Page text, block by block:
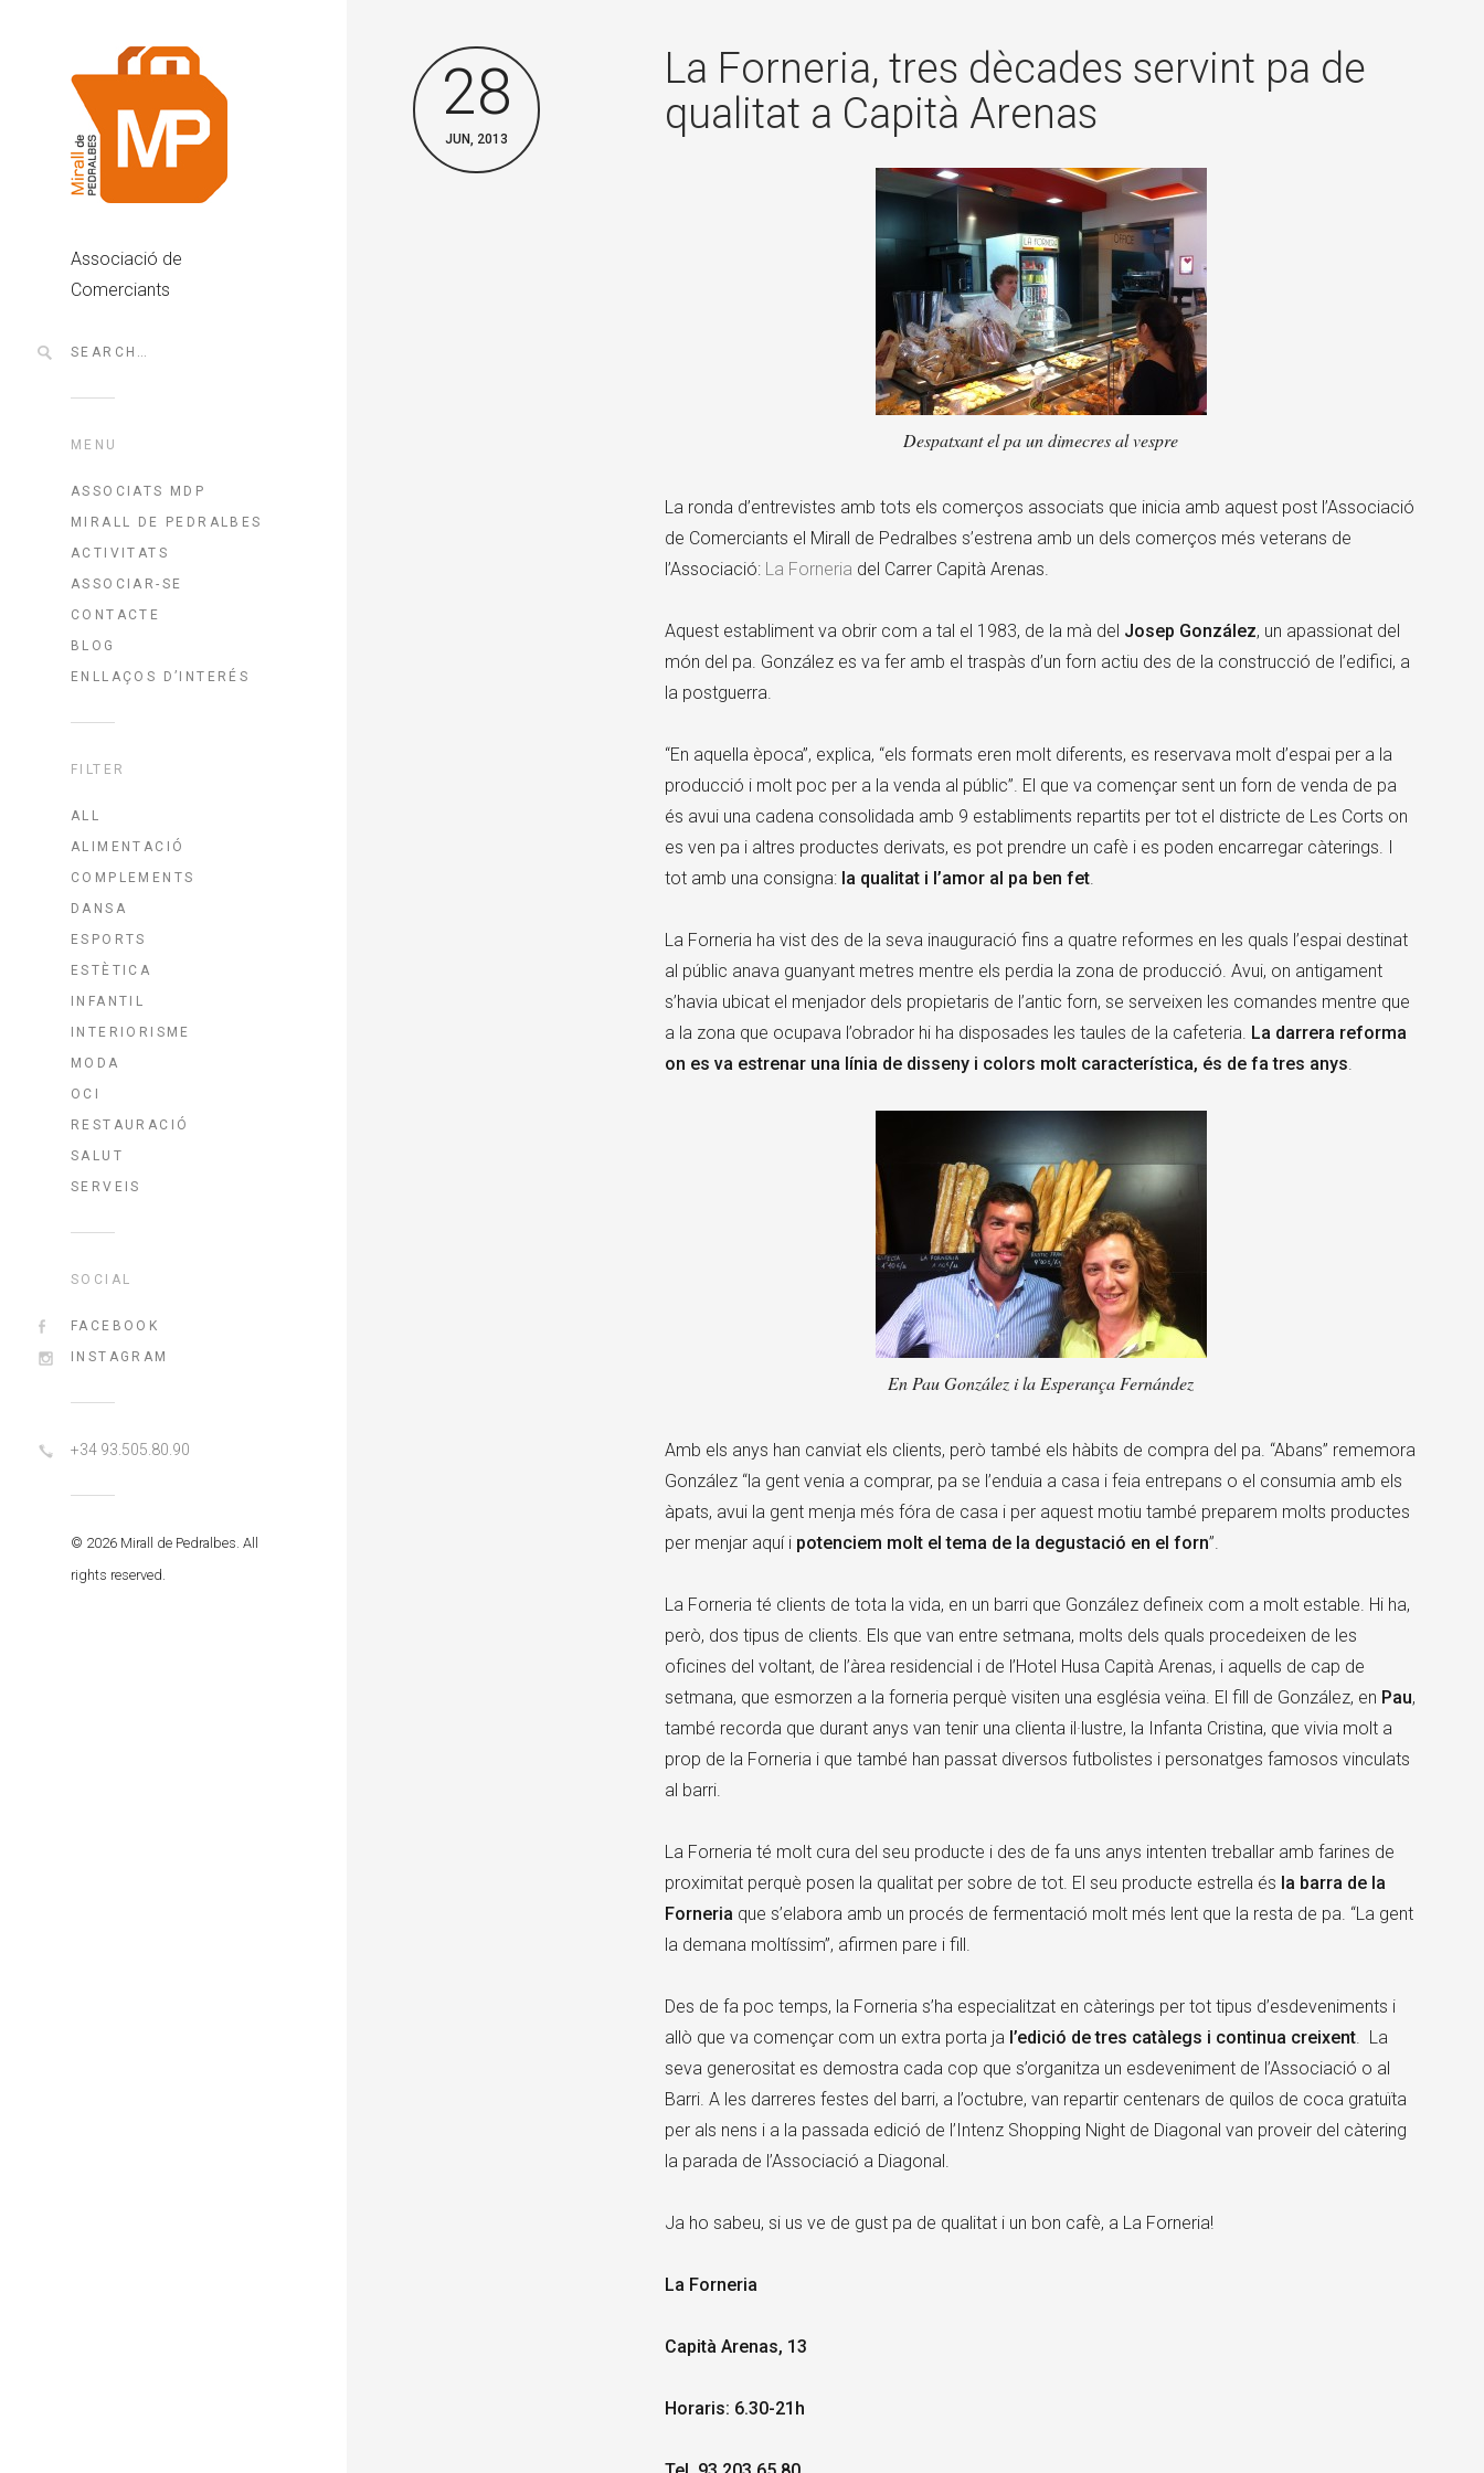
Associació de
Comerciants
MENU
ASSOCIATS MDP
MIRALL DE PEDRALBES
ACTIVITATS
ASSOCIAR-SE
CONTACTE
BLOG
ENLLAÇOS D’INTERÉS
FILTER
ALL
ALIMENTACIÓ
COMPLEMENTS
DANSA
ESPORTS
ESTÈTICA
INFANTIL
INTERIORISME
MODA
OCI
RESTAURACIÓ
SALUT
SERVEIS
SOCIAL
FACEBOOK
INSTAGRAM
+34 93.505.80.90
© 2026 Mirall de Pedralbes. All
rights reserved.
28
JUN, 2013
La Forneria, tres dècades servint pa de
qualitat a Capità Arenas
Despatxant el pa un dimecres al vespre
La ronda d’entrevistes amb tots els comerços associats que inicia amb aquest post l’Associació
de Comerciants el Mirall de Pedralbes s’estrena amb un dels comerços més veterans de
l’Associació: La Forneria del Carrer Capità Arenas.
Aquest establiment va obrir com a tal el 1983, de la mà del Josep González, un apassionat del
món del pa. González es va fer amb el traspàs d’un forn actiu des de la construcció de l’edifici, a
la postguerra.
“En aquella època”, explica, “els formats eren molt diferents, es reservava molt d’espai per a la
producció i molt poc per a la venda al públic”. El que va començar sent un forn de venda de pa
és avui una cadena consolidada amb 9 establiments repartits per tot el districte de Les Corts on
es ven pa i altres productes derivats, es pot prendre un cafè i es poden encarregar càterings. I
tot amb una consigna:la qualitat i l’amor al pa ben fet.
La Forneria ha vist des de la seva inauguració fins a quatre reformes en les quals l’espai destinat
al públic anava guanyant metres mentre els perdia la zona de producció. Avui, on antigament
s’havia ubicat el menjador dels propietaris de l’antic forn, se serveixen les comandes mentre que
a la zona que ocupava l’obrador hi ha disposades les taules de la cafeteria. La darrera reforma
on es va estrenar una línia de disseny i colors molt característica, és de fa tres anys.
En Pau González i la Esperança Fernández
Amb els anys han canviat els clients, però també els hàbits de compra del pa. “Abans” rememora
González “la gent venia a comprar, pa se l’enduia a casa i feia entrepans o el consumia amb els
àpats, avui la gent menja més fóra de casa i per aquest motiu també preparem molts productes
per menjar aquí i potenciem molt el tema de la degustació en el forn”.
La Forneria té clients de tota la vida, en un barri que González defineix com a molt estable. Hi ha,
però, dos tipus de clients. Els que van entre setmana, molts dels quals procedeixen de les
oficines del voltant, de l’àrea residencial i de l’Hotel Husa Capità Arenas, i aquells de cap de
setmana, que esmorzen a la forneria perquè visiten una església veïna. El fill de González, en Pau,
també recorda que durant anys van tenir una clienta il·lustre, la Infanta Cristina, que vivia molt a
prop de la Forneria i que també han passat diversos futbolistes i personatges famosos vinculats
al barri.
La Forneria té molt cura del seu producte i des de fa uns anys intenten treballar amb farines de
proximitat perquè posen la qualitat per sobre de tot. El seu producte estrella és la barra de la
Forneria que s’elabora amb un procés de fermentació molt més lent que la resta de pa. “La gent
la demana moltíssim”, afirmen pare i fill.
Des de fa poc temps, la Forneria s’ha especialitzat en càterings per tot tipus d’esdeveniments i
allò que va començar com un extra porta ja l’edició de tres catàlegs i continua creixent. La
seva generositat es demostra cada cop que s’organitza un esdeveniment de l’Associació o al
Barri. A les darreres festes del barri, a l’octubre, van repartir centenars de quilos de coca gratuïta
per als nens i a la passada edició de l’Intenz Shopping Night de Diagonal van proveir del càtering
la parada de l’Associació a Diagonal.
Ja ho sabeu, si us ve de gust pa de qualitat i un bon cafè, a La Forneria!
La Forneria
Capità Arenas, 13
Horaris: 6.30-21h